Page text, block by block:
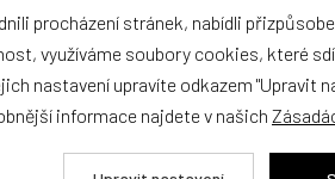
Pepa, maňásci
procházení stránek, nabídli
využíváme soubory cookies, které
nastavení upravíte odkazem "Upravit
informace najdete v našich